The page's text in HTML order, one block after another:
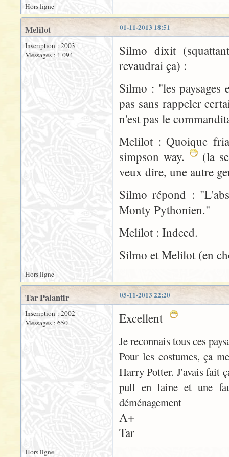
Hors ligne
01-11-2013 18:51
Melilot
Inscription : 2003
Messages : 1 094
Silmo dixit
revaudrai ça) :
Silmo : "les paysages
pas sans rappeler
n'est pas le
Melilot : Quoique
simpson way.
(la
veux dire, une autre
Silmo répond :
Monty Pythonien."
Melilot : Indeed.
Silmo et Melilot (en
Hors ligne
05-11-2013 22:20
Tar Palantir
Inscription : 2002
Messages : 650
Excellent
Je reconnais tous ces
Pour les costumes, ça
Harry Potter. J'avais fait
pull en laine et une
déménagement
A+
Tar
Hors ligne